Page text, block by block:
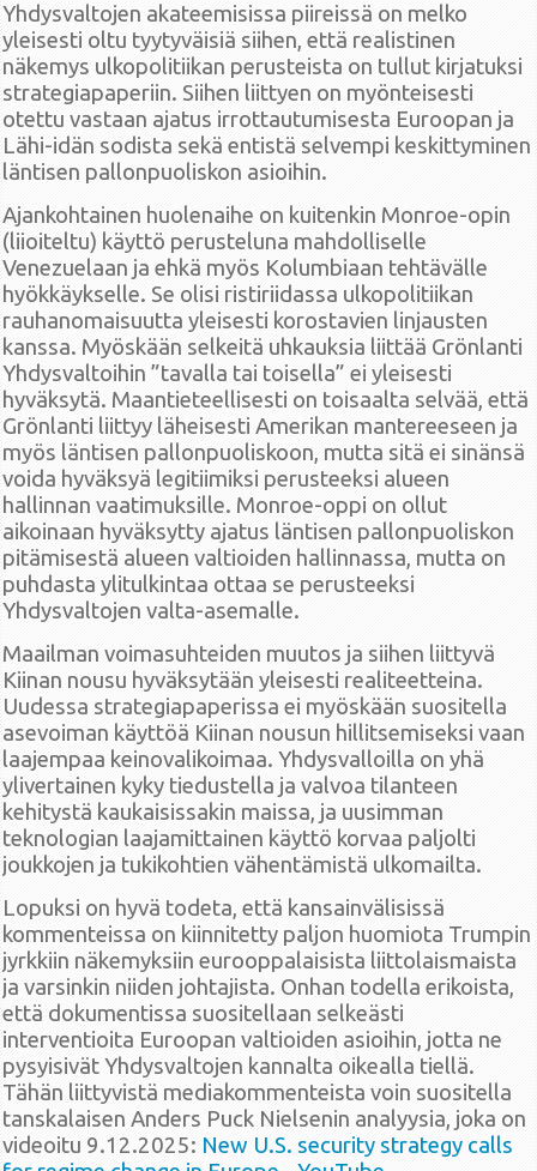
Yhdysvaltojen akateemisissa piireissä on melko
yleisesti oltu tyytyväisiä siihen, että realistinen
näkemys ulkopolitiikan perusteista on tullut kirjatuksi
strategiapaperiin. Siihen liittyen on myönteisesti
otettu vastaan ajatus irrottautumisesta Euroopan ja
Lähi-idän sodista sekä entistä selvempi keskittyminen
läntisen pallonpuoliskon asioihin.
Ajankohtainen huolenaihe on kuitenkin Monroe-opin
(liioiteltu) käyttö perusteluna mahdolliselle
Venezuelaan ja ehkä myös Kolumbiaan tehtävälle
hyökkäykselle. Se olisi ristiriidassa ulkopolitiikan
rauhanomaisuutta yleisesti korostavien linjausten
kanssa. Myöskään selkeitä uhkauksia liittää Grönlanti
Yhdysvaltoihin ”tavalla tai toisella” ei yleisesti
hyväksytä. Maantieteellisesti on toisaalta selvää, että
Grönlanti liittyy läheisesti Amerikan mantereeseen ja
myös läntisen pallonpuoliskoon, mutta sitä ei sinänsä
voida hyväksyä legitiimiksi perusteeksi alueen
hallinnan vaatimuksille. Monroe-oppi on ollut
aikoinaan hyväksytty ajatus läntisen pallonpuoliskon
pitämisestä alueen valtioiden hallinnassa, mutta on
puhdasta ylitulkintaa ottaa se perusteeksi
Yhdysvaltojen valta-asemalle.
Maailman voimasuhteiden muutos ja siihen liittyvä
Kiinan nousu hyväksytään yleisesti realiteetteina.
Uudessa strategiapaperissa ei myöskään suositella
asevoiman käyttöä Kiinan nousun hillitsemiseksi vaan
laajempaa keinovalikoimaa. Yhdysvalloilla on yhä
ylivertainen kyky tiedustella ja valvoa tilanteen
kehitystä kaukaisissakin maissa, ja uusimman
teknologian laajamittainen käyttö korvaa paljolti
joukkojen ja tukikohtien vähentämistä ulkomailta.
Lopuksi on hyvä todeta, että kansainvälisissä
kommenteissa on kiinnitetty paljon huomiota Trumpin
jyrkkiin näkemyksiin eurooppalaisista liittolaismaista
ja varsinkin niiden johtajista. Onhan todella erikoista,
että dokumentissa suositellaan selkeästi
interventioita Euroopan valtioiden asioihin, jotta ne
pysyisivät Yhdysvaltojen kannalta oikealla tiellä.
Tähän liittyvistä mediakommenteista voin suositella
tanskalaisen Anders Puck Nielsenin analyysia, joka on
videoitu 9.12.2025: New U.S. security strategy calls